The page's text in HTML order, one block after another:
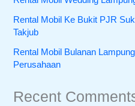
Rental Mobil Ke Bukit PJR
Takjub
Rental Mobil Bulanan
Perusahaan
Recent